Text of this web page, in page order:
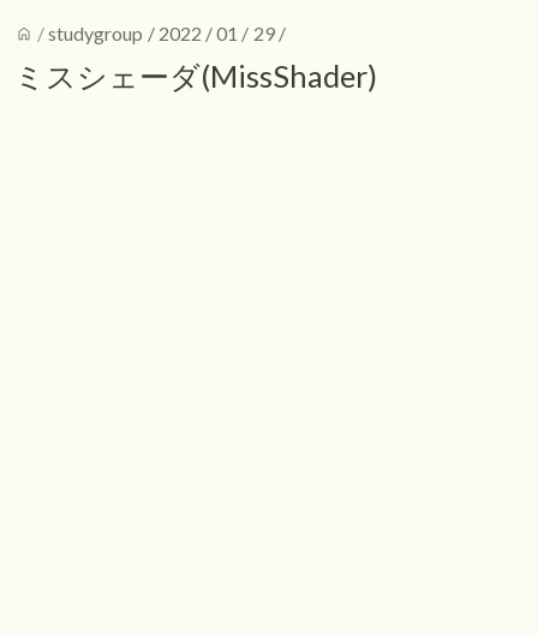
home /studygroup / 2022 /01 / 29 /
ミスシェーダ(MissShader)